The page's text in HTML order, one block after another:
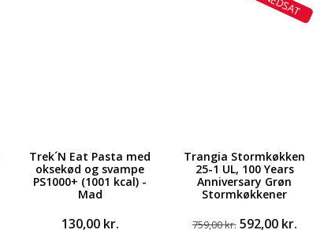
Trek´N Eat Pasta med
oksekød og svampe
PS1000+ (1001 kcal) -
Mad
130,00 kr.
Trangia Stormkøkken
25-1 UL, 100 Years
Anniversary Grøn
Stormkøkkener
759,00kr. Den
592,00 kr.Den